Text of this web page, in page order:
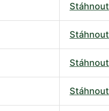
Stáhnout
Stáhnout
Stáhnout
Stáhnout